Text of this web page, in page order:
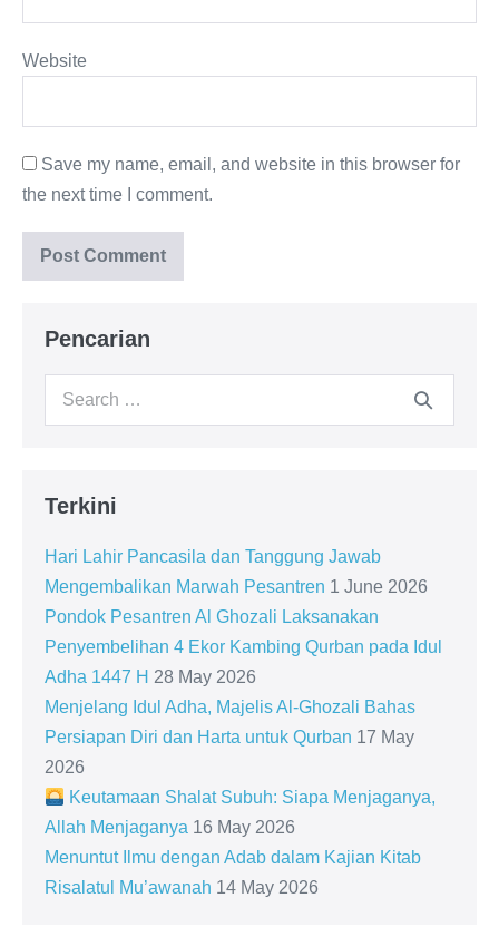
Website
Save my name, email, and website in this browser for
the next time I comment.
Pencarian
Search
Terkini
Hari Lahir Pancasila dan Tanggung Jawab
Mengembalikan Marwah Pesantren 1 June 2026
Pondok Pesantren Al Ghozali Laksanakan
Penyembelihan 4 Ekor Kambing Qurban pada Idul
Adha 1447 H 28 May 2026
Menjelang Idul Adha, Majelis Al-Ghozali Bahas
Persiapan Diri dan Harta untuk Qurban 17 May
2026
Keutamaan Shalat Subuh: Siapa Menjaganya,
Allah Menjaganya 16 May 2026
Menuntut Ilmu dengan Adab dalam Kajian Kitab
Risalatul Mu’awanah 14 May 2026